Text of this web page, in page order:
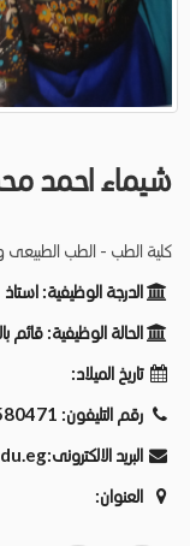
شيماء احمد
كلية الطب - الطب الطبيعى
الدرجة الوظيفية: استاذ
الحالة الوظيفية: قائم
تاريخ الميلاد:
رقم التليفون:
البريد الالكترونى:
العنوان: